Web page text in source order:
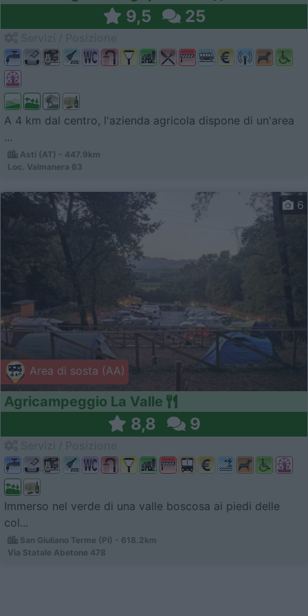
9,5 25
A 4 km dal centro, l'azienda agricola dispone di un'area
...
Asti (AT) - 447.9km
Loc. Valmanera 63
Area di sosta (AA)
6
Agricampeggio La Valle
8,8 9
Immerso nel verde di una valle boscosa ai piedi delle
col...
San Giuliano Terme (PI) - 618.2km
Via Statale Abetone 478